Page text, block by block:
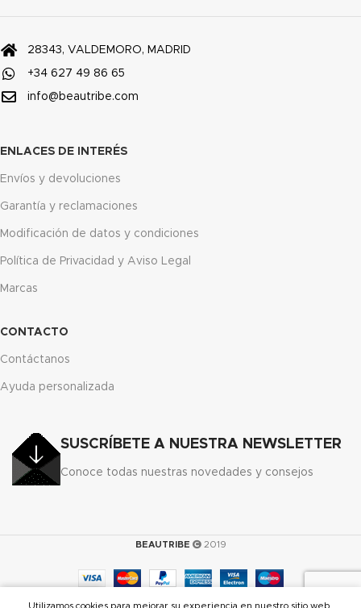
28343, VALDEMORO, MADRID
+34 627 49 86 65
info@beautribe.com
ENLACES DE INTERÉS
Envíos y devoluciones
Garantía y reclamaciones
Modificación de datos y condiciones
Política de Privacidad y Aviso Legal
Marcas
CONTACTO
Contáctanos
Ayuda personalizada
SUSCRÍBETE A NUESTRA NEWSLETTER
Conoce todas nuestras novedades y consejos
BEAUTRIBE 2019
Utilizamos cookies para mejorar su experiencia en nuestro sitio web.